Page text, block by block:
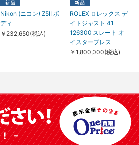
Nikon (ニコン) Z5II ボ
ディ
￥232,650(税込)
ROLEX ロレックス デ
イトジャスト 41
126300 スレート オ
イスターブレス
￥1,800,000(税込)